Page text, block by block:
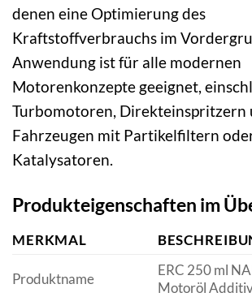
denen eine Optimierung des
Kraftstoffverbrauchs im
Anwendung ist für alle modernen
Motorenkonzepte geeignet,
Turbomotoren, Direkteinspritzern
Fahrzeugen mit Partikelfiltern
Katalysatoren.
Produkteigenschaften im
MERKMAL
Produktname
ERC 250 ml
Motoröl